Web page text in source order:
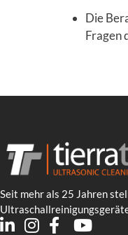
Die
Fragen
Seit mehr als 25 Jahren